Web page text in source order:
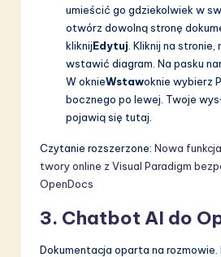
umieścić go gdziekolwiek w
otwórz dowolną stronę
kliknijEdytuj . Kliknij na
wstawić diagram. Na pasku
W oknieWstawoknie wybierz
bocznego po lewej. Twoje
pojawią się tutaj.
Czytanie rozszerzone: Nowa
twory online z Visual Paradigm
OpenDocs
3. Chatbot AI do
Dokumentacja oparta na rozmowie.